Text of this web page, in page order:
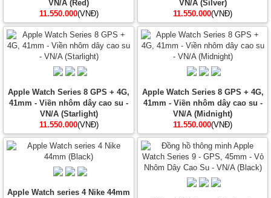
VN/A (Red)
11.550.000(VNĐ)
VN/A (Silver)
11.550.000(VNĐ)
Apple Watch Series 8 GPS + 4G,
41mm - Viền nhôm dây cao su -
VN/A (Starlight)
11.550.000(VNĐ)
Apple Watch Series 8 GPS + 4G,
41mm - Viền nhôm dây cao su -
VN/A (Midnight)
11.550.000(VNĐ)
Apple Watch series 4 Nike 44mm